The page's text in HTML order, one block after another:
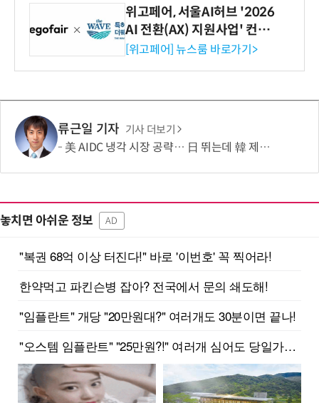
위고페어, 서울AI허브 '2026
AI 전환(AX) 지원사업' 컨소
시엄 선정
[위고페어] 뉴스룸 바로가기>
류근일 기자 기사 더보기
美 AIDC 냉각 시장 공략… 日 뛰는데 韓 제자리
놓치면 아쉬운 정보 AD